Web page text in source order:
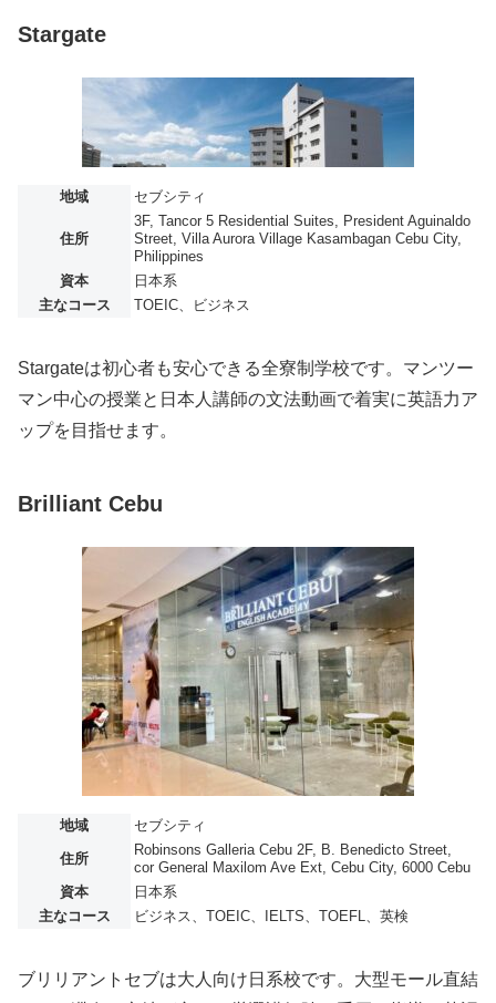
Stargate
地域 セブシティ
住所
3F, Tancor 5 Residential Suites, President Aguinaldo
Street, Villa Aurora Village Kasambagan Cebu City,
Philippines
資本
日本系
主なコース
TOEIC、ビジネス
Stargateは初心者も安心できる全寮制学校です。マンツー
マン中心の授業と日本人講師の文法動画で着実に英語力ア
ップを目指せます。
Brilliant Cebu
地域
セブシティ
住所
Robinsons Galleria Cebu 2F, B. Benedicto Street,
cor General Maxilom Ave Ext, Cebu City, 6000 Cebu
資本
日本系
主なコース
ビジネス、TOEIC、IELTS、TOEFL、英検
ブリリアントセブは大人向け日系校です。大型モール直結